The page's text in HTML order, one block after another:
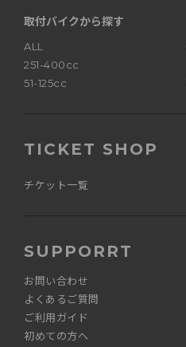
取付バイクから探す
ALL
251-400cc
51-125cc
TICKET SHOP
チケット一覧
SUPPORRT
お問い合わせ
よくあるご質問
ご利用ガイド
初めての方へ